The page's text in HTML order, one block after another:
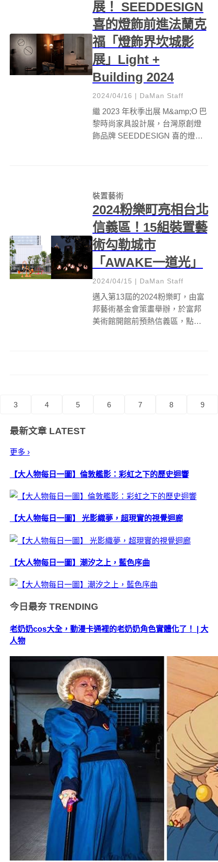
展！ SEEDDESIGN
喜的燈飾前進法蘭克
福「燈飾界坎城影
展」Light +
Building 2024
2024/04/16 | DaMan Staff
繼 2023 年秋季出展 M&amp;O 巴
黎時尚家具設計展，台灣原創燈
飾品牌 SEEDDESIGN 喜的燈飾
會 Light +...
裝置藝術
2024粉樂町亮相台北
信義區！15組裝置藝
術勾勒城市
「AWAKE一道光」
2024/04/15 | DaMan Staff
邁入第13屆的2024粉樂町，由富
邦藝術基金會策畫舉辦，於富邦
美術館開館前預熱信義區，點燃
3 4 5 6 7 8 9
最新文章 LATEST
更多 ›
【大人物每日一圖】倫敦艦影：彩虹之下的歷史迴響
【大人物每日一圖】 光影織夢，超現實的視覺迴廊
【大人物每日一圖】潮汐之上，藍色序曲
今日最夯 TRENDING
老奶奶cos大全，動漫卡通裡的老奶奶角色實體化了！ | 大
人物